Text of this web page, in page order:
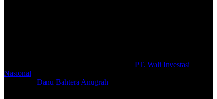
PT. Wali Investasi
Nasional
Danu Bahtera Anugrah